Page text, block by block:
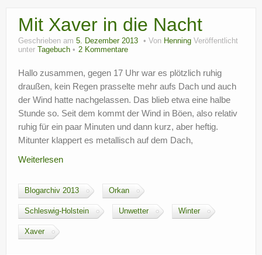
Mit Xaver in die Nacht
Geschrieben am 5. Dezember 2013 Von Henning Veröffentlicht
unter
Tagebuch 2 Kommentare
Hallo zusammen, gegen 17 Uhr war es plötzlich ruhig
draußen, kein Regen prasselte mehr aufs Dach und auch
der Wind hatte nachgelassen. Das blieb etwa eine halbe
Stunde so. Seit dem kommt der Wind in Böen, also relativ
ruhig für ein paar Minuten und dann kurz, aber heftig.
Mitunter klappert es metallisch auf dem Dach,
Weiterlesen
Blogarchiv 2013 Orkan
Schleswig-Holstein Unwetter Winter
Xaver